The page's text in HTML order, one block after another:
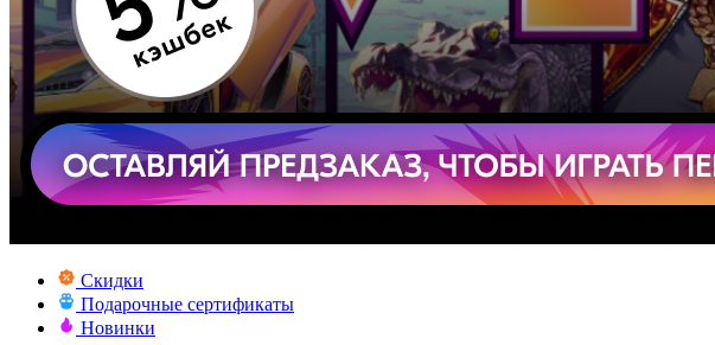
Скидки
Подарочные сертификаты
Новинки